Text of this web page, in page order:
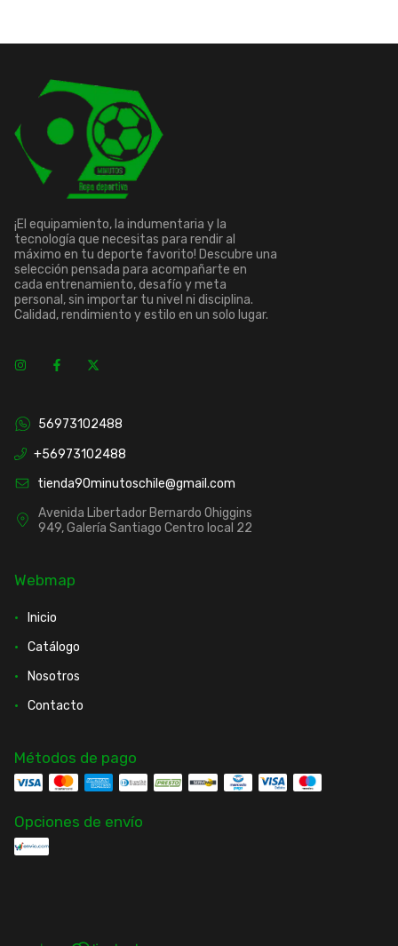
¡El equipamiento, la indumentaria y la
tecnología que necesitas para rendir al
máximo en tu deporte favorito! Descubre una
selección pensada para acompañarte en
cada entrenamiento, desafío y meta
personal, sin importar tu nivel ni disciplina.
Calidad, rendimiento y estilo en un solo lugar.
56973102488
+56973102488
tienda90minutoschile@gmail.com
Avenida Libertador Bernardo Ohiggins
949, Galería Santiago Centro local 22
Webmap
Inicio
Catálogo
Nosotros
Contacto
Métodos de pago
Opciones de envío